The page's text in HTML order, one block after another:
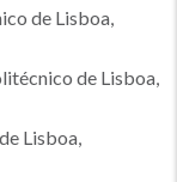
de Lisboa,
de Lisboa,
Lisboa,